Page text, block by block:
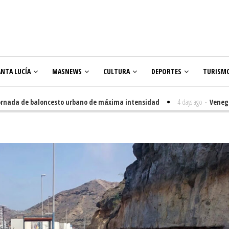
LUCÍA MASNEWS CULTURA DEPORTES
baloncesto urbano de máxima intensidad 4 days ago - Veneguera